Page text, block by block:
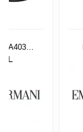
EA4033
Güneş
TL